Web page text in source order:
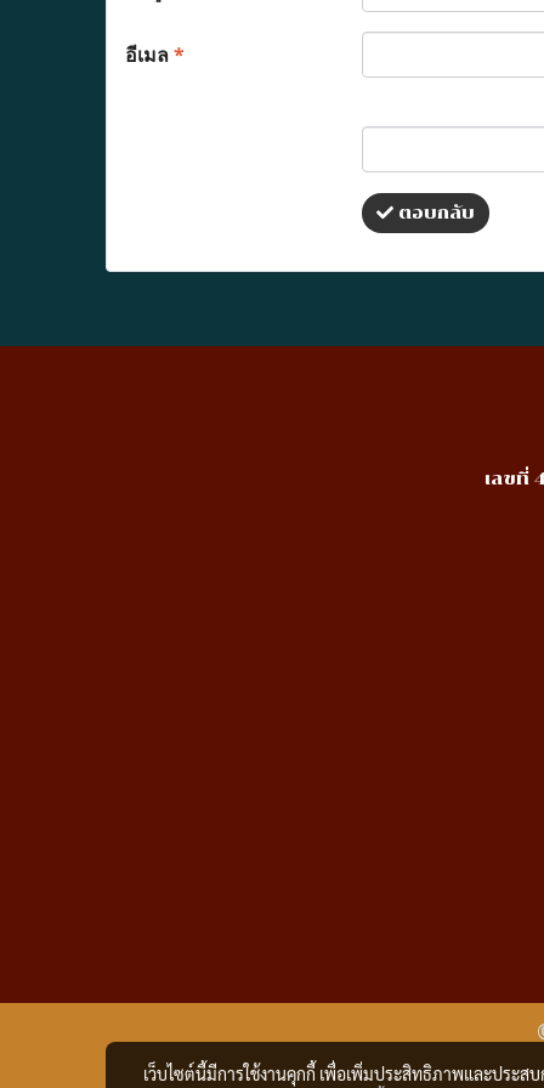
อีเมล*
ตอบกลับ
เลขที่
เว็บไซต์นี้มีการใช้งานคุกกี้ เพื่อเพิ่มประสิทธิภาพและประส